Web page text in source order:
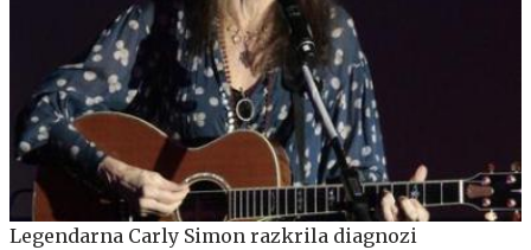
Legendarna Carly Simon razkrila diagnozi